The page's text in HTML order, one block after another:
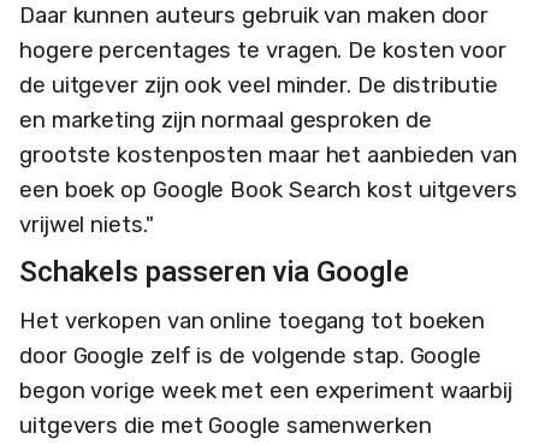
Daar kunnen auteurs gebruik van maken door
hogere percentages te vragen. De kosten voor
de uitgever zijn ook veel minder. De distributie
en marketing zijn normaal gesproken de
grootste kostenposten maar het aanbieden van
een boek op Google Book Search kost uitgevers
vrijwel niets."
Schakels passeren via Google
Het verkopen van online toegang tot boeken
door Google zelf is de volgende stap. Google
begon vorige week met een experiment waarbij
uitgevers die met Google samenwerken